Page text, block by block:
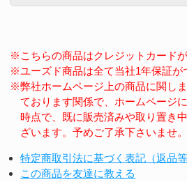
※こちらの商品はクレジットカード
※ユーズド商品は全て当社1年保証が
※弊社ホームページ上の商品に関し
ております関係で、ホームページ
時点で、既に販売済みや取り置き
ざいます。予めご了承下さいませ。
特定商取引法に基づく表記（返品等
この商品を友達に教える